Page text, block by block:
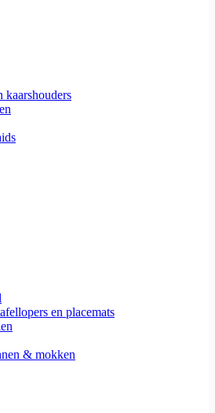
kaarshouders
en placemats
& mokken